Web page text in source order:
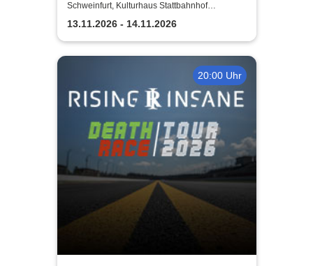
Schweinfurt, Kulturhaus Stattbahnhof
Schweinfurt
13.11.2026 - 14.11.2026
20:00 Uhr